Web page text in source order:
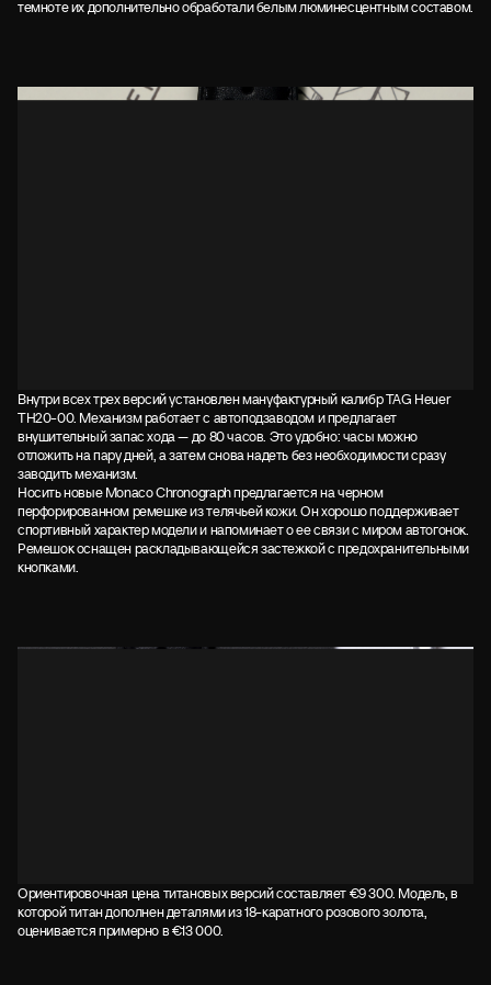
темноте их дополнительно обработали белым люминесцентным составом.
Внутри всех трех версий установлен мануфактурный калибр TAG Heuer
TH20-00. Механизм работает с автоподзаводом и предлагает
внушительный запас хода — до 80 часов. Это удобно: часы можно
отложить на пару дней, а затем снова надеть без необходимости сразу
заводить механизм.
Носить новые Monaco Chronograph предлагается на черном
перфорированном ремешке из телячьей кожи. Он хорошо поддерживает
спортивный характер модели и напоминает о ее связи с миром автогонок.
Ремешок оснащен раскладывающейся застежкой с предохранительными
кнопками.
Ориентировочная цена титановых версий составляет €9 300. Модель, в
которой титан дополнен деталями из 18-каратного розового золота,
оценивается примерно в €13 000.